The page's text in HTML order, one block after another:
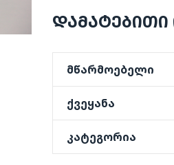
მწარმოებელი
ქვეყანა
კატეგორია